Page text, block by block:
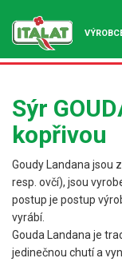
Sýr
kopřivou
Goudy Landana jsou
resp. ovčí), jsou
postup je postup
vyrábí.
Gouda Landana je
jedinečnou chutí a